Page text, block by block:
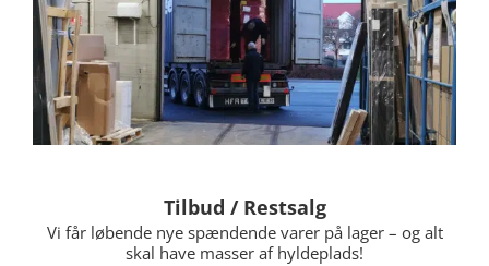
Tilbud / Restsalg
Vi får løbende nye spændende varer på lager – og alt
skal have masser af hyldeplads!